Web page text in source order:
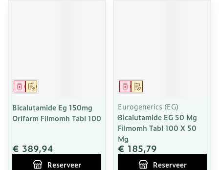
Op voorschrift
Geneesmiddel
Bicalutamide Eg 150mg
Orifarm Filmomh Tabl 100
€ 389,94
Reserveer
Op voorschrift
Geneesmiddel
Eurogenerics (EG)
Bicalutamide EG 50 Mg
Filmomh Tabl 100 X 50
Mg
€ 185,79
Reserveer